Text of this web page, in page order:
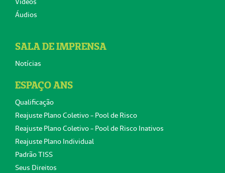
Áudios
SALA DE IMPRENSA
Notícias
ESPAÇO ANS
Qualificação
Reajuste Plano Coletivo - Pool de Risco
Reajuste Plano Coletivo - Pool de Risco Inativos
Reajuste Plano Individual
Padrão TISS
Seus Direitos